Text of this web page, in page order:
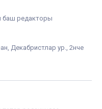
баш редакторы
Декабристлар ур., 2нче